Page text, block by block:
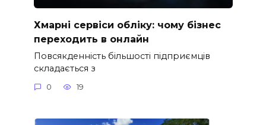
Хмарні сервіси обліку: чому бізнес
переходить в онлайн
Повсякденність більшості підприємців
складається з
0 19